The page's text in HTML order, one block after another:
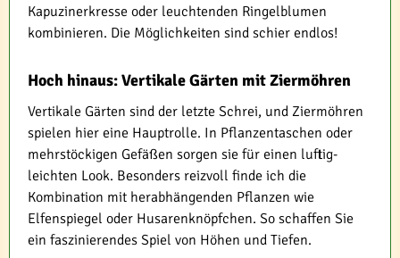
Kapuzinerkresse oder leuchtenden Ringelblumen
kombinieren. Die Möglichkeiten sind schier endlos!
Hoch hinaus: Vertikale Gärten mit Ziermöhren
Vertikale Gärten sind der letzte Schrei, und Ziermöhren
spielen hier eine Hauptrolle. In Pflanzentaschen oder
mehrstöckigen Gefäßen sorgen sie für einen luftig-
leichten Look. Besonders reizvoll finde ich die
Kombination mit herabhängenden Pflanzen wie
Elfenspiegel oder Husarenknöpfchen. So schaffen Sie
ein faszinierendes Spiel von Höhen und Tiefen.